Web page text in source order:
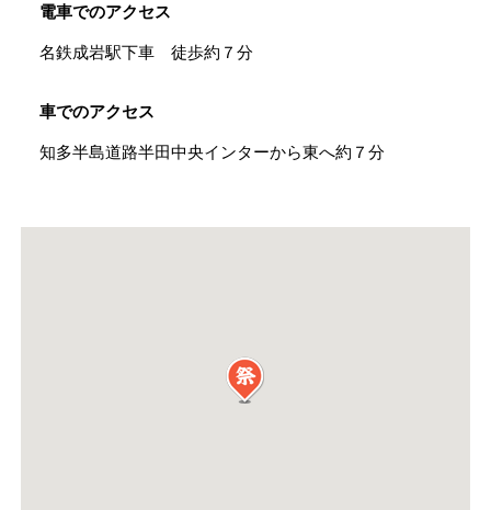
電車でのアクセス
名鉄成岩駅下車 徒歩約７分
車でのアクセス
知多半島道路半田中央インターから東へ約７分